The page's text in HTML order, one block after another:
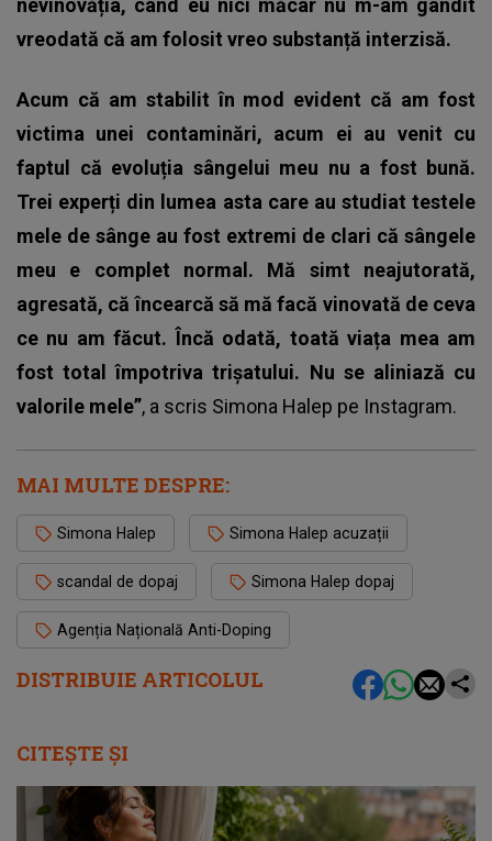
DISTRIBUIE ARTICOLUL
nevinovăția, când eu nici măcar nu m-am gândit
vreodată că am folosit vreo substanță interzisă.
Acum că am stabilit în mod evident că am fost
victima unei contaminări, acum ei au venit cu
faptul că evoluția sângelui meu nu a fost bună.
Trei experți din lumea asta care au studiat testele
mele de sânge au fost extremi de clari că sângele
meu e complet normal. Mă simt neajutorată,
agresată, că încearcă să mă facă vinovată de ceva
ce nu am făcut. Încă odată, toată viața mea am
fost total împotriva trișatului. Nu se aliniază cu
valorile mele”, a scris Simona Halep pe Instagram.
MAI MULTE DESPRE:
Simona Halep Simona Halep acuzații
scandal de dopaj Simona Halep dopaj
Agenția Națională Anti-Doping
CITEȘTE ȘI